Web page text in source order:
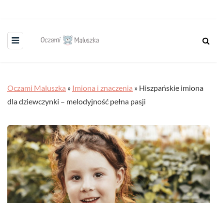
Oczami Maluszka » Imiona i znaczenia » Hiszpańskie imiona
dla dziewczynki – melodyjność pełna pasji